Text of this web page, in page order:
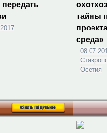
передать
тайны
среда»
Осетия